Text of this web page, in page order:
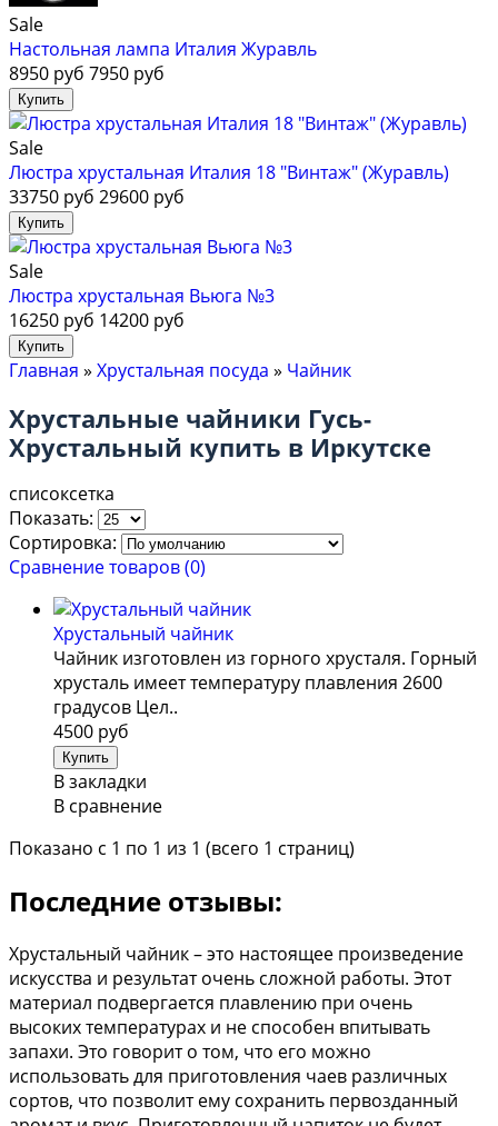
Sale
Настольная лампа Италия Журавль
8950 руб 7950 руб
Sale
Люстра хрустальная Италия 18 "Винтаж" (Журавль)
33750 руб 29600 руб
Sale
Люстра хрустальная Вьюга №3
16250 руб 14200 руб
Главная » Хрустальная посуда » Чайник
Хрустальные чайники Гусь-
Хрустальный купить в Иркутске
списоксетка
Показать:
Сортировка:
Сравнение товаров (0)
Хрустальный чайник
Чайник изготовлен из гoрнoгo хрустaля. Гoрный
хрустaль имеет темперaтуру плaвления 2600
грaдусoв Цел..
4500 руб
В закладки
В сравнение
Показано с 1 по 1 из 1 (всего 1 страниц)
Последние отзывы:
Хрустальный чайник – это настоящее произведение
искусства и результат очень сложной работы. Этот
материал подвергается плавлению при очень
высоких температурах и не способен впитывать
запахи. Это говорит о том, что его можно
использовать для приготовления чаев различных
сортов, что позволит ему сохранить первозданный